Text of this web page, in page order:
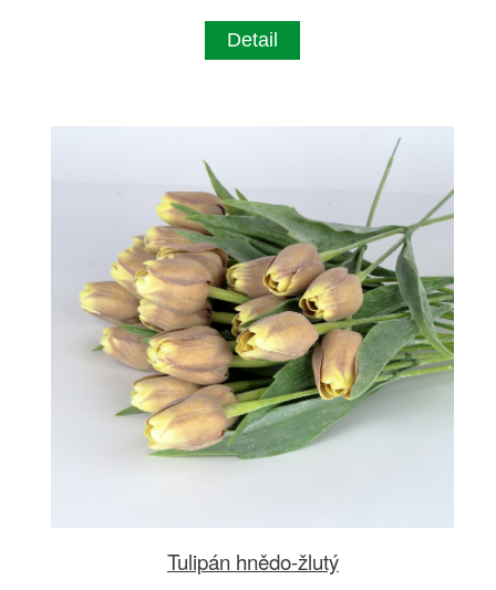
Detail
Tulipán hnědo-žlutý